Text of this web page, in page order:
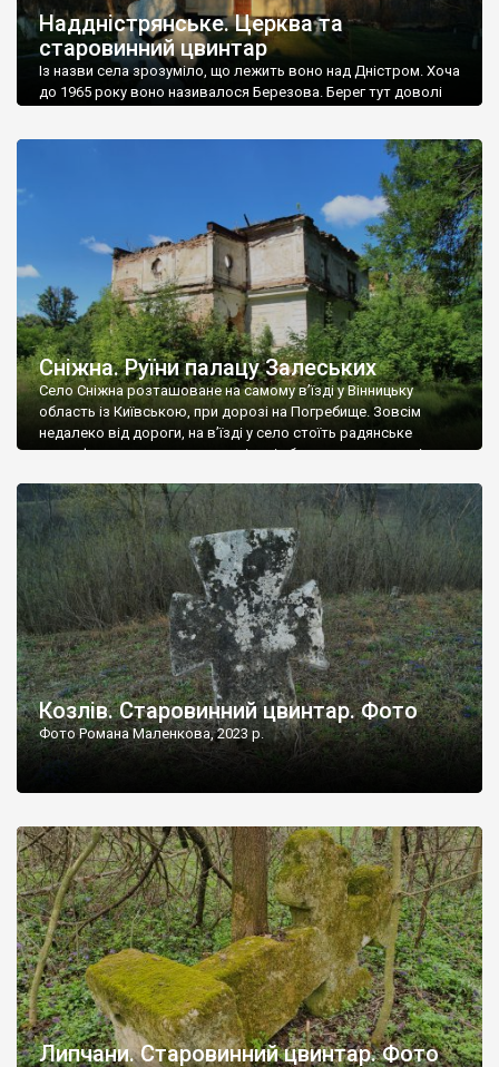
Наддністрянське. Церква та
старовинний цвинтар
Із назви села зрозуміло, що лежить воно над Дністром. Хоча
до 1965 року воно називалося Березова. Берег тут доволі
Наддністрянське відрізняється від більшості навколишніх
сіл. У селі є мурована Михайлівська церква. Точної дати […]
Сніжна. Руїни палацу Залеських
Село Сніжна розташоване на самому в’їзді у Вінницьку
область із Київською, при дорозі на Погребище. Зовсім
недалеко від дороги, на в’їзді у село стоїть радянське
рельєфне пано, яке показує жінку і яблуню, а трохи далі, десь
не видно, але видно дві стареньких колії у траві – […]
Козлів. Старовинний цвинтар. Фото
Фото Романа Маленкова, 2023 р.
Липчани. Старовинний цвинтар. Фото